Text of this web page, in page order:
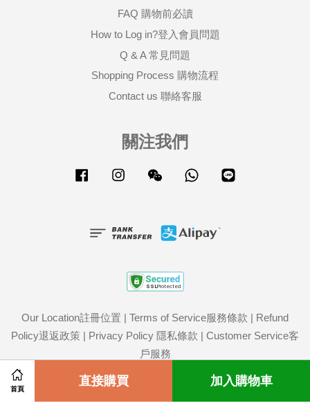
首頁
直接購買 加入購物車
FAQ 購物前必讀
How to Log in?登入會員問題
Q & A 常見問題
Shopping Process 購物流程
Contact us 聯絡客服
關注我們
Facebook Instagram Wechat Whatsapp
Our Location註冊位置 | Terms of Service服務條款 | Refund
Policy退返政策 | Privacy Policy 隱私條款 | Customer Service客
戶服務
Share on Facebook Share on Twitter